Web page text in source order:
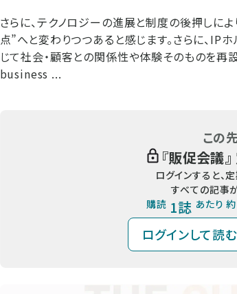
さらに、テクノロジーの進展と制度の後押しに
点”へと変わりつつあると感じます。さらに、
じて社会・顧客との関係性や体験そのものを再
business ...
この
『販促会議
ログインすると、
すべての記事
購読 1誌 あたり 約
ログインして読む